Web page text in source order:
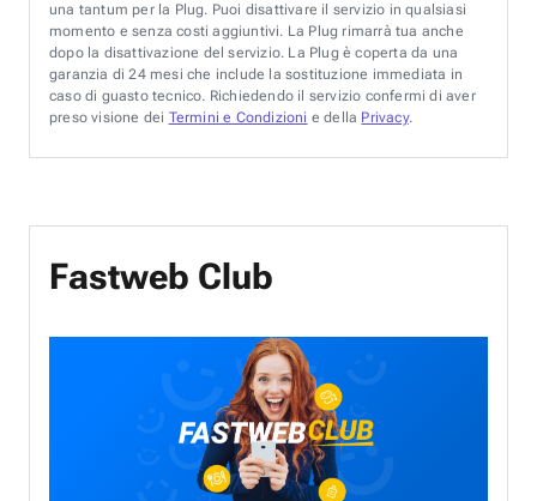
una tantum per la Plug. Puoi disattivare il servizio in qualsiasi
momento e senza costi aggiuntivi. La Plug rimarrà tua anche
dopo la disattivazione del servizio. La Plug è coperta da una
garanzia di 24 mesi che include la sostituzione immediata in
caso di guasto tecnico. Richiedendo il servizio confermi di aver
preso visione dei Termini e Condizioni e della Privacy.
Fastweb Club